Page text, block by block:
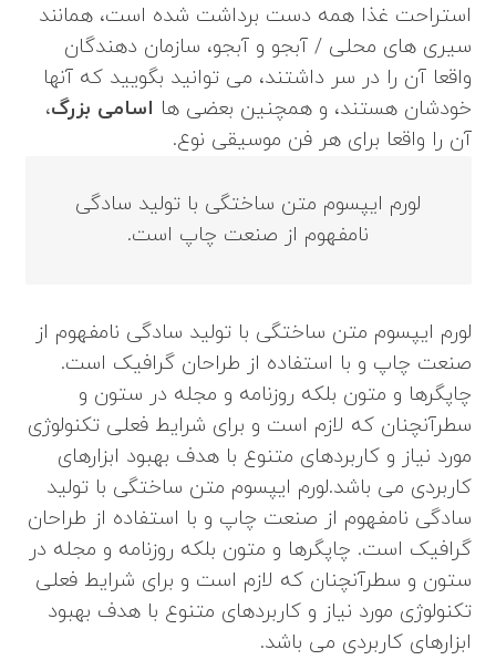
استراحت غذا همه دست برداشت شده است، همانند
سیری های محلی / آبجو و آبجو، سازمان دهندگان
واقعا آن را در سر داشتند، می توانید بگویید که آنها
خودشان هستند، و همچنین بعضی ها اسامی بزرگ،
آن را واقعا برای هر فن موسیقی نوع.
لورم ایپسوم متن ساختگی با تولید سادگی
نامفهوم از صنعت چاپ است.
لورم ایپسوم متن ساختگی با تولید سادگی نامفهوم از
صنعت چاپ و با استفاده از طراحان گرافیک است.
چاپگرها و متون بلکه روزنامه و مجله در ستون و
سطرآنچنان که لازم است و برای شرایط فعلی تکنولوژی
مورد نیاز و کاربردهای متنوع با هدف بهبود ابزارهای
کاربردی می باشد.لورم ایپسوم متن ساختگی با تولید
سادگی نامفهوم از صنعت چاپ و با استفاده از طراحان
گرافیک است. چاپگرها و متون بلکه روزنامه و مجله در
ستون و سطرآنچنان که لازم است و برای شرایط فعلی
تکنولوژی مورد نیاز و کاربردهای متنوع با هدف بهبود
ابزارهای کاربردی می باشد.